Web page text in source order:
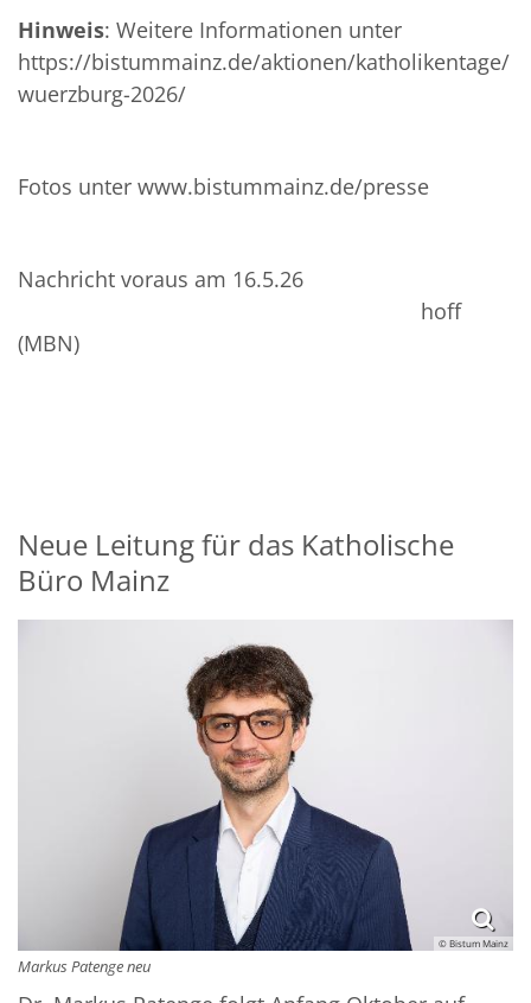
Hinweis: Weitere Informationen unter
https://bistummainz.de/aktionen/katholikentage/
wuerzburg-2026/
Fotos unter www.bistummainz.de/presse
Nachricht voraus am 16.5.26
hoff
(MBN)
Neue Leitung für das Katholische
Büro Mainz
© Bistum Mainz
Markus Patenge neu